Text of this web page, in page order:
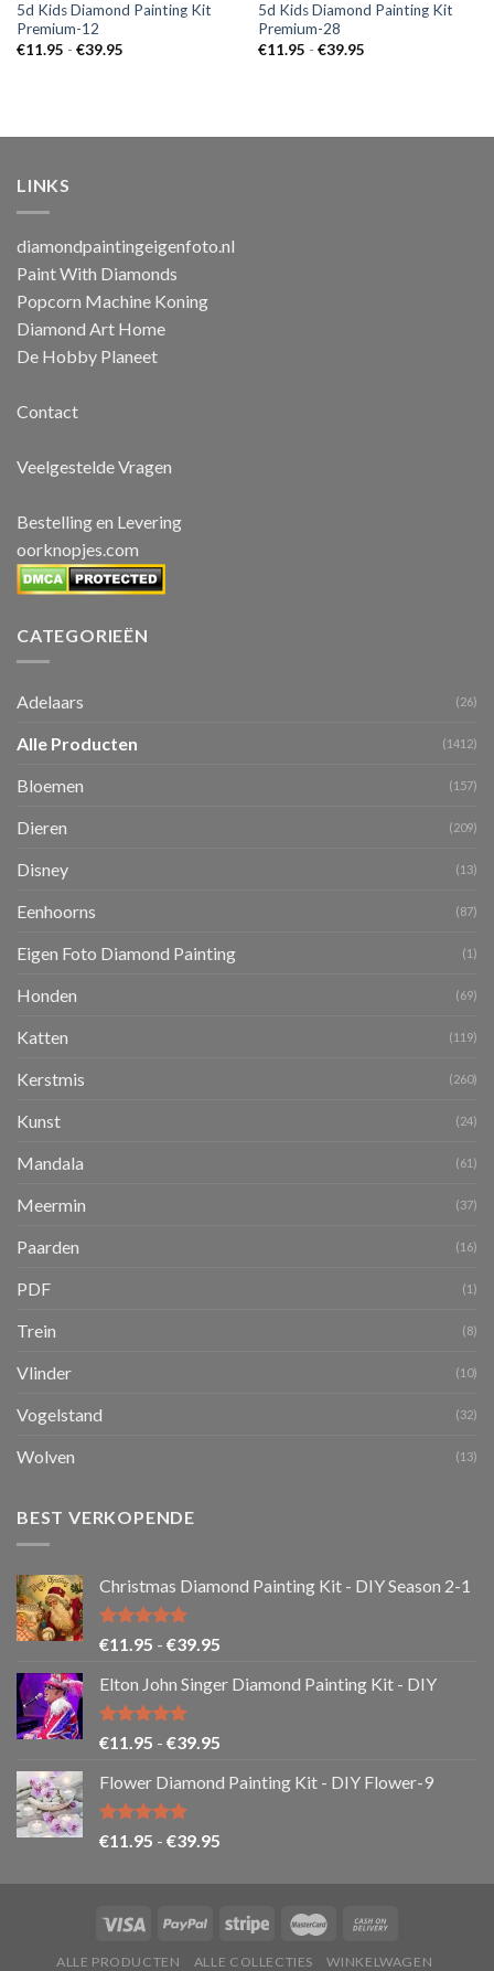
5d Kids Diamond Painting Kit
Premium-12
€11.95 - €39.95Prijsklasse:
5d Kids Diamond Painting Kit
Premium-28
€11.95 - €39.95Prijsklasse:
LINKS
diamondpaintingeigenfoto.nl
Paint With Diamonds
Popcorn Machine Koning
Diamond Art Home
De Hobby Planeet
Contact
Veelgestelde Vragen
Bestelling en Levering
oorknopjes.com
CATEGORIEËN
Adelaars (26)
Alle Producten (1412)
Bloemen (157)
Dieren (209)
Disney (13)
Eenhoorns (87)
Eigen Foto Diamond Painting (1)
Honden (69)
Katten (119)
Kerstmis (260)
Kunst (24)
Mandala (61)
Meermin (37)
Paarden (16)
PDF (1)
Trein (8)
Vlinder (10)
Vogelstand (32)
Wolven (13)
BEST VERKOPENDE
Christmas Diamond Painting Kit - DIY Season 2-1
Gewaardeerd
€11.95 - €39.95
tot
Elton John Singer Diamond Painting Kit - DIY
Gewaardeerd
€11.95 - €39.95
tot
Flower Diamond Painting Kit - DIY Flower-9
Gewaardeerd
€11.95 - €39.95
tot
ALLE PRODUCTEN ALLE COLLECTIES
WINKELWAGEN